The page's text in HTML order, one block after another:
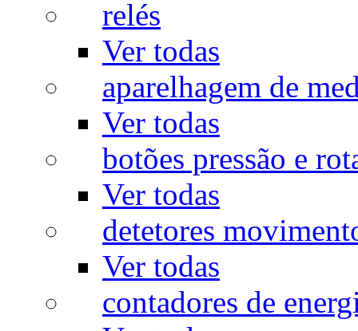
relés
Ver todas
aparelhagem de
Ver todas
botões pressão e
Ver todas
detetores
Ver todas
contadores de